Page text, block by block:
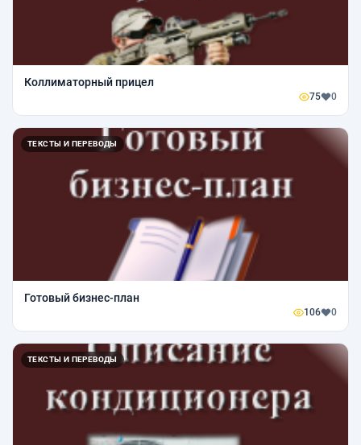
Коллиматорный прицел
75 0
ТЕКСТЫ И ПЕРЕВОДЫ
Готовый бизнес-план
106 0
ТЕКСТЫ И ПЕРЕВОДЫ